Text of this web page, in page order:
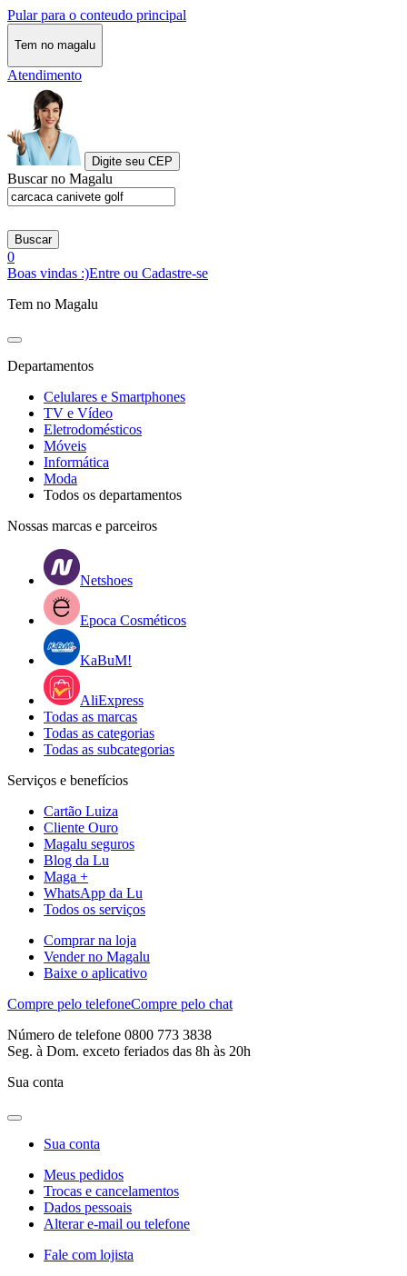
Pular para o conteudo principal
Tem no magalu
Atendimento
Digite seu CEP
Buscar no Magalu
Buscar
0
Boas vindas :)Entre ou Cadastre-se
Tem no Magalu
Departamentos
Celulares e Smartphones
TV e Vídeo
Eletrodomésticos
Móveis
Informática
Moda
Todos os departamentos
Nossas marcas e parceiros
Netshoes
Epoca Cosméticos
KaBuM!
AliExpress
Todas as marcas
Todas as categorias
Todas as subcategorias
Serviços e benefícios
Cartão Luiza
Cliente Ouro
Magalu seguros
Blog da Lu
Maga +
WhatsApp da Lu
Todos os serviços
Comprar na loja
Vender no Magalu
Baixe o aplicativo
Compre pelo telefoneCompre pelo chat
Número de telefone 0800 773 3838
Seg. à Dom. exceto feriados das 8h às 20h
Sua conta
Sua conta
Meus pedidos
Trocas e cancelamentos
Dados pessoais
Alterar e-mail ou telefone
Fale com lojista